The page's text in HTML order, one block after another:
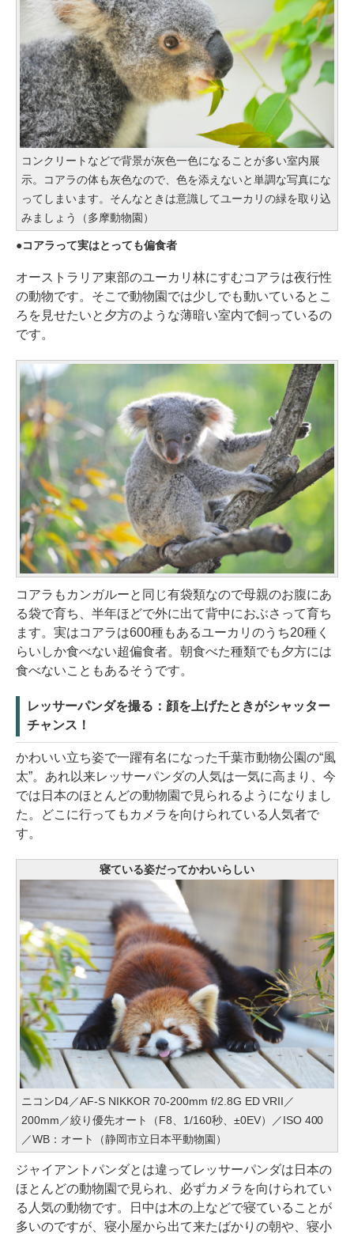
コンクリートなどで背景が灰色一色になることが多い室内展
示。コアラの体も灰色なので、色を添えないと単調な写真にな
ってしまいます。そんなときは意識してユーカリの緑を取り込
みましょう（多摩動物園）
コアラって実はとっても偏食者
オーストラリア東部のユーカリ林にすむコアラは夜行性
の動物です。そこで動物園では少しでも動いているとこ
ろを見せたいと夕方のような薄暗い室内で飼っているの
です。
コアラもカンガルーと同じ有袋類なので母親のお腹にあ
る袋で育ち、半年ほどで外に出て背中におぶさって育ち
ます。実はコアラは600種もあるユーカリのうち20種く
らいしか食べない超偏食者。朝食べた種類でも夕方には
食べないこともあるそうです。
レッサーパンダを撮る：顔を上げたときがシャッター
チャンス！
かわいい立ち姿で一躍有名になった千葉市動物公園の“風
太”。あれ以来レッサーパンダの人気は一気に高まり、今
では日本のほとんどの動物園で見られるようになりまし
た。どこに行ってもカメラを向けられている人気者で
す。
寝ている姿だってかわいらしい
ニコンD4／AF-S NIKKOR 70-200mm f/2.8G ED VRII／
200mm／絞り優先オート（F8、1/160秒、±0EV）／ISO 400
／WB：オート（静岡市立日本平動物園）
ジャイアントパンダとは違ってレッサーパンダは日本の
ほとんどの動物園で見られ、必ずカメラを向けられてい
る人気の動物です。日中は木の上などで寝ていることが
多いのですが、寝小屋から出て来たばかりの朝や、寝小